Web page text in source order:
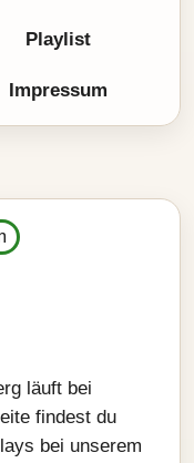
Playlist
Impressum
läuft bei
findest du
bei unserem